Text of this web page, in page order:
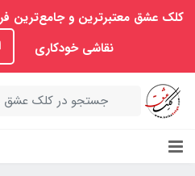
کلک عشق معتبرترین و جامع‌ترین
نقاشی خودکاری